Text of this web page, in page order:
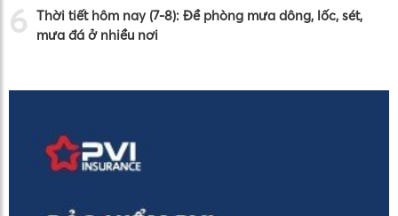
6 Thời tiết hôm nay (7-8): Đề phòng mưa dông, lốc, sét,
mưa đá ở nhiều nơi